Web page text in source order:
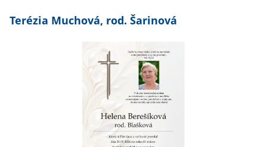
Terézia Muchová, rod. Šarinová